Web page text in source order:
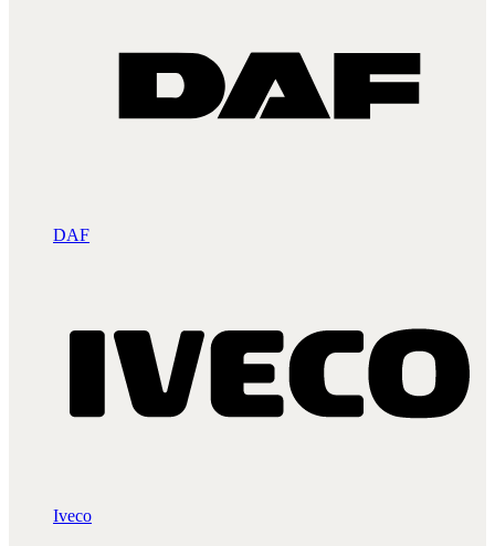
DAF
Iveco